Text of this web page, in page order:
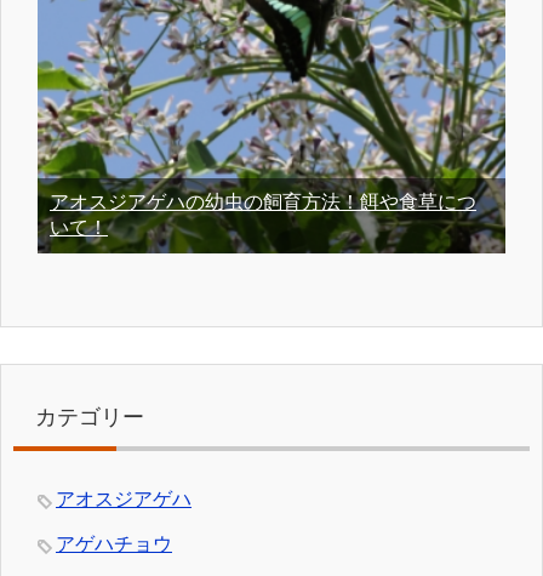
アオスジアゲハの幼虫の飼育方法！餌や食草につ
いて！
カテゴリー
アオスジアゲハ
アゲハチョウ